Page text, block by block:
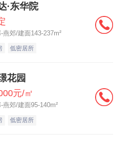
。“新政出来后，我们
主打‘不限购’，深圳的
还是非常吸引外地投资
销中心，现场不少购
明/摄
·东华院
燕郊/建面143-237m²
低密居所
花园
元/㎡
燕郊/建面95-140m²
低密居所